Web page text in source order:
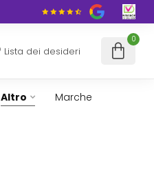
Lista dei desideri
0
Altro Marche